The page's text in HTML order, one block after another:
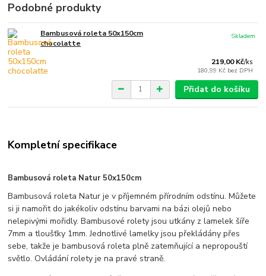
Podobné produkty
Bambusová roleta 50x150cm
chocolatte
219,00 Kč/ks
180,99 Kč bez DPH
Skladem
Přidat do košíku
Kompletní specifikace
Bambusová roleta Natur 50x150cm
Bambusová roleta Natur je v příjemném přírodním odstínu. Můžete
si ji namořit do jakékoliv odstínu barvami na bázi olejů nebo
nelepivými mořidly. Bambusové rolety jsou utkány z lamelek šíře
7mm a tloušťky 1mm. Jednotlivé lamelky jsou překládány přes
sebe, takže je bambusová roleta plně zatemňující a nepropouští
světlo. Ovládání rolety je na pravé straně.